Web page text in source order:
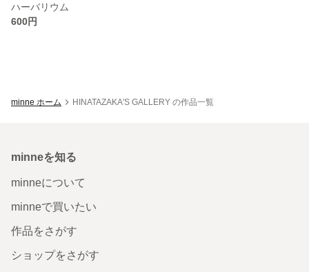
ハーバリウム
600円
minne ホーム HINATAZAKA'S GALLERY の作品一覧
minneを知る
minneについて
minneで買いたい
作品をさがす
ショップをさがす